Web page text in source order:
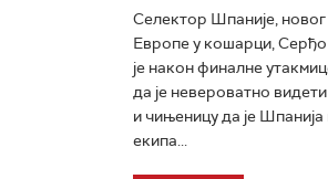
Селектор Шпаније,
Европе у кошарци,
је након финалне
да је невероватно
и чињеницу да је Шпанија
екипа...